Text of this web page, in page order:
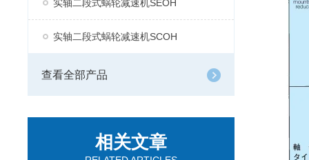
实轴二段式蜗轮减速机SEOH
实轴二段式蜗轮减速机SCOH
查看全部产品
相关文章